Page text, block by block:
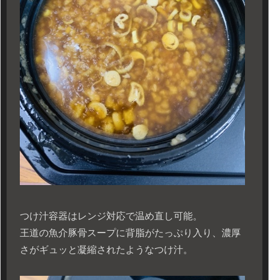
つけ汁容器はレンジ対応で温め直し可能。
王道の魚介豚骨スープに背脂がたっぷり入り、濃厚
さがギュッと凝縮されたようなつけ汁。